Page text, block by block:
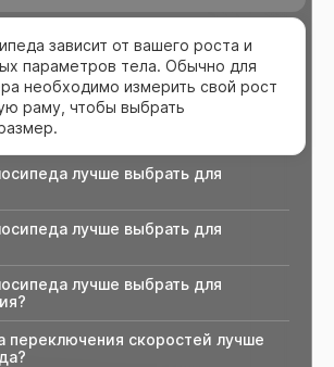
зависит от вашего роста и
параметров тела. Обычно для
необходимо измерить свой рост
раму, чтобы выбрать
лучше выбрать для
лучше выбрать для
лучше выбрать для
переключения скоростей лучше